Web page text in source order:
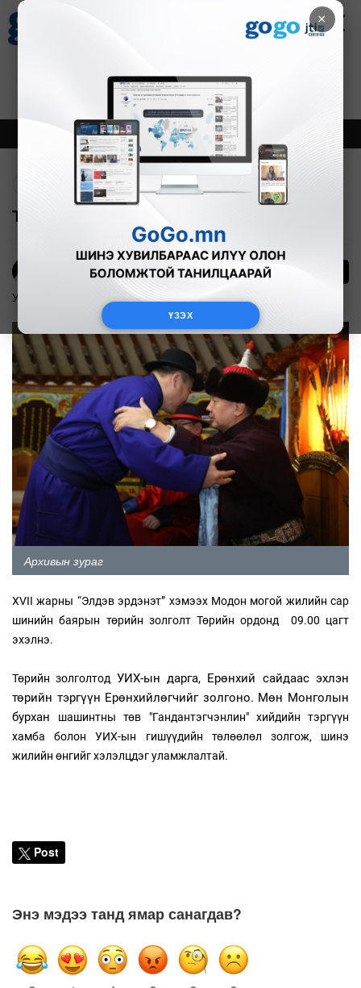
×
ҮЗЭХ
Зурхай
8.09
Онцлох Шинэ
Төрийн золголт 09.00 цагт эхэлнэ
Э.Энхмаа 29
Улс төр 2025-03-01
Архивын зураг
XVII жарны “Элдэв эрдэнэт” хэмээх Модон могой жилийн сар
шинийн баярын төрийн золголт Төрийн ордонд 09.00 цагт
эхэлнэ.
Төрийн золголтод УИХ-ын дарга, Ерөнхий сайдаас эхлэн
төрийн тэргүүн Ерөнхийлөгчийг золгоно. Мөн Монголын
бурхан
шашинтны төв "Гандантэгчэнлин" хийдийн тэргүүн
хамба болон УИХ-ын гишүүдийн төлөөлөл золгож, шинэ
жилийн өнгийг хэлэлцдэг уламжлалтай.
Post
Энэ мэдээ танд ямар санагдав?